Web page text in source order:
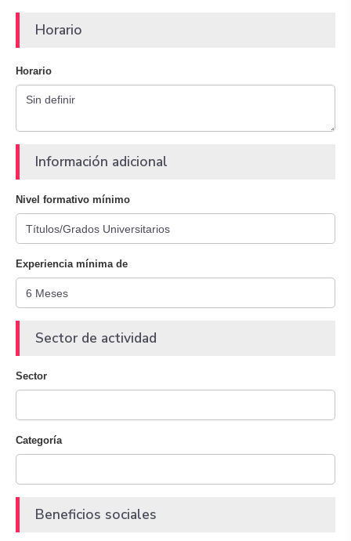
Horario
Horario
Información adicional
Nivel formativo mínimo
Experiencia mínima de
Sector de actividad
Sector
Categoría
Beneficios sociales